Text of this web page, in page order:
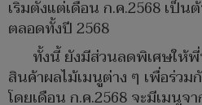
เริ่มตั้งแต่เดือน ก.ค.2568 เป็น
ตลอดทั้งปี 2568
ทั้งนี้ ยังมีส่วนลดพิเศษให้พี่
สินค้าผลไม้เมนูต่าง ๆ เพื่อร่วม
โดยเดือน ก.ค.2568 จะมีเมนูจ